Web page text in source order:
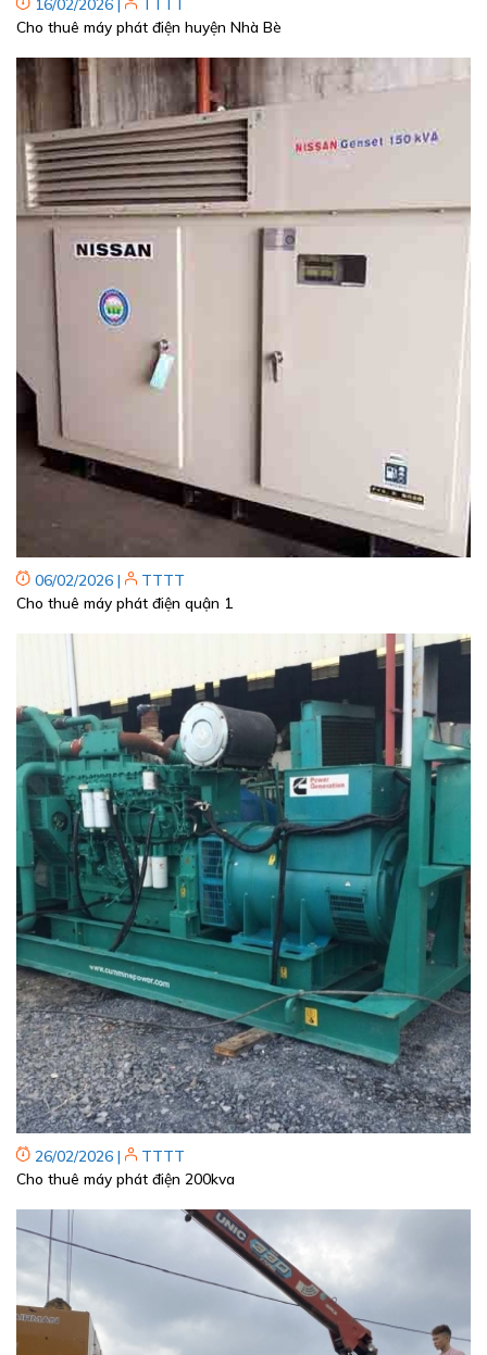
Cho thuê máy phát điện huyện Nhà Bè
06/02/2026 |
TTTT
Cho thuê máy phát điện quận 1
26/02/2026 |
TTTT
Cho thuê máy phát điện 200kva